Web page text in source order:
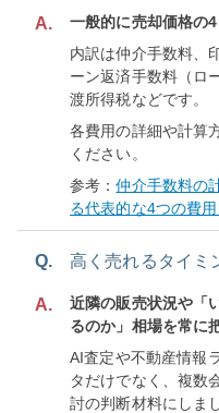
A.
一般的に売却価格の4
内訳は仲介手数料、
ーン返済手数料（ロ
渡所得税などです。
各費用の詳細や計算
ください。
参考：仲介手数料の
る代表的な4つの費
Q. 高く売れるタイミ
A.
近隣の販売状況や「
るのか」相場を常に
AI査定や不動産情報
タだけでなく、複数
討の判断材料にしま